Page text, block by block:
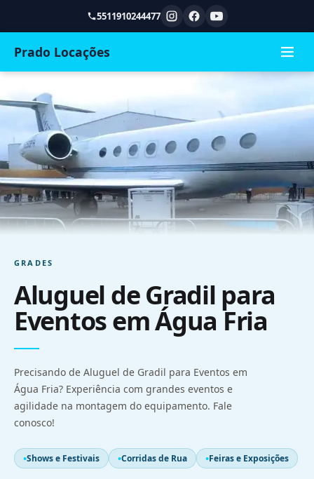
5511910244477
Prado Locações
GRADES
Aluguel de Gradil para
Eventos em Água Fria
Precisando de Aluguel de Gradil para Eventos em
Água Fria? Experiência com grandes eventos e
agilidade na montagem do equipamento. Fale
conosco!
Shows e Festivais Corridas de Rua Feiras e Exposições